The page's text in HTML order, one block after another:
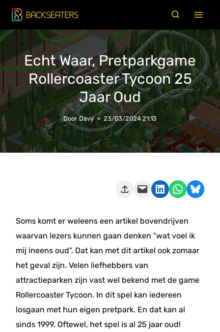
Doorgaan
naar
inhoud
Echt Waar, Pretparkgame
Rollercoaster Tycoon 25
Jaar Oud
Door Davy 23/03/2024 21:13
Deze pagina e-mailen Delen op LinkedIn Delen via WhatsApp Share on Bluesky
Soms komt er weleens een artikel bovendrijven
waarvan lezers kunnen gaan denken ”wat voel ik
mij ineens oud”. Dat kan met dit artikel ook zomaar
het geval zijn. Velen liefhebbers van
attractieparken zijn vast wel bekend met de game
Rollercoaster Tycoon. In dit spel kan iedereen
losgaan met hun eigen pretpark. En dat kan al
sinds 1999. Oftewel, het spel is al 25 jaar oud!